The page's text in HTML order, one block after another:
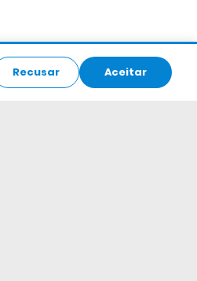
Recusar Aceitar